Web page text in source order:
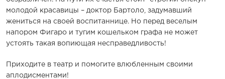
молодой красавицы – доктор Бартоло, задумавший
жениться на своей воспитаннице. Но перед веселым
напором Фигаро и тугим кошельком графа не может
устоять такая вопиющая несправедливость!
Приходите в театр и помогите влюбленным своими
аплодисментами!